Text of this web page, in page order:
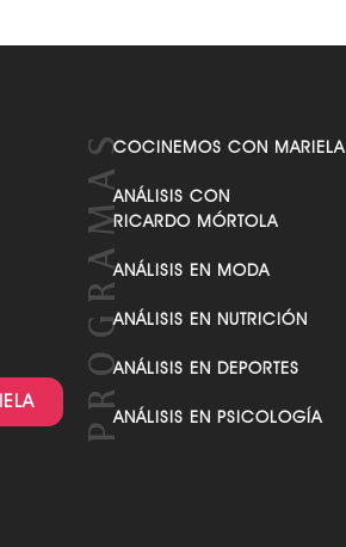
COCINEMOS CON MARIELA
ANÁLISIS CON
RICARDO MÓRTOLA
ANÁLISIS EN MODA
ANÁLISIS EN NUTRICIÓN
ANÁLISIS EN DEPORTES
ANÁLISIS EN PSICOLOGÍA